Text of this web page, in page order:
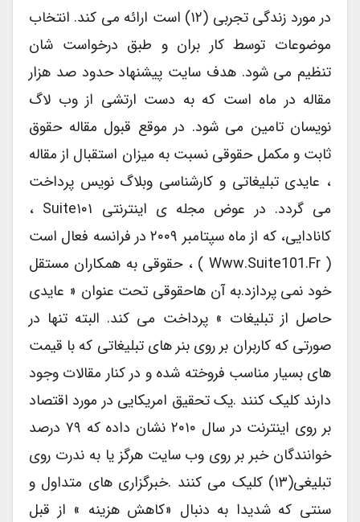
در مورد زندگی تجربی (۱۲) است ارائه می کند. انتخاب
موضوعات توسط کار بران و طبق درخواست شان
تنظیم می شود. هدف سایت پیشنهاد حدود صد هزار
مقاله در ماه است که به دست ارتشی از وب لاگ
نویسان تامین می شود. در موقع قبول مقاله حقوق
ثابت و مکمل حقوقی نسبت به میزان استقبال از مقاله
، عایدی تبلیغاتی و کارشناسی وبلاگ نویس پرداخت
می گردد. در عوض مجله ی اینترنتی Suite۱۰۱ ،
کانادایی، که از ماه سپتامبر ۲۰۰۹ در فرانسه فعال است
( Www.suite101.fr ) ، حقوقی به همکاران مستقل
خود نمی پردازد.به آن هاحقوقی تحت عنوان « عایدی
حاصل از تبلیغات » پرداخت می کند. البته تنها در
صورتی که کاربران بر روی بنر های تبلیغاتی که با قیمت
های بسیار مناسب فروخته شده و در کنار مقالات وجود
دارند کلیک کنند .یک تحقیق امریکایی در مورد اقتصاد
بر روی اینترنت در سال ۲۰۱۰ نشان داده که ۷۹ درصد
خوانندگان خبر بر روی وب سایت هرگز یا به ندرت روی
تبلیغی(۱۳) کلیک می کنند .خبرگزاری های متداول و
سنتی که شدیدا به دنبال «کاهش هزینه » از قبل